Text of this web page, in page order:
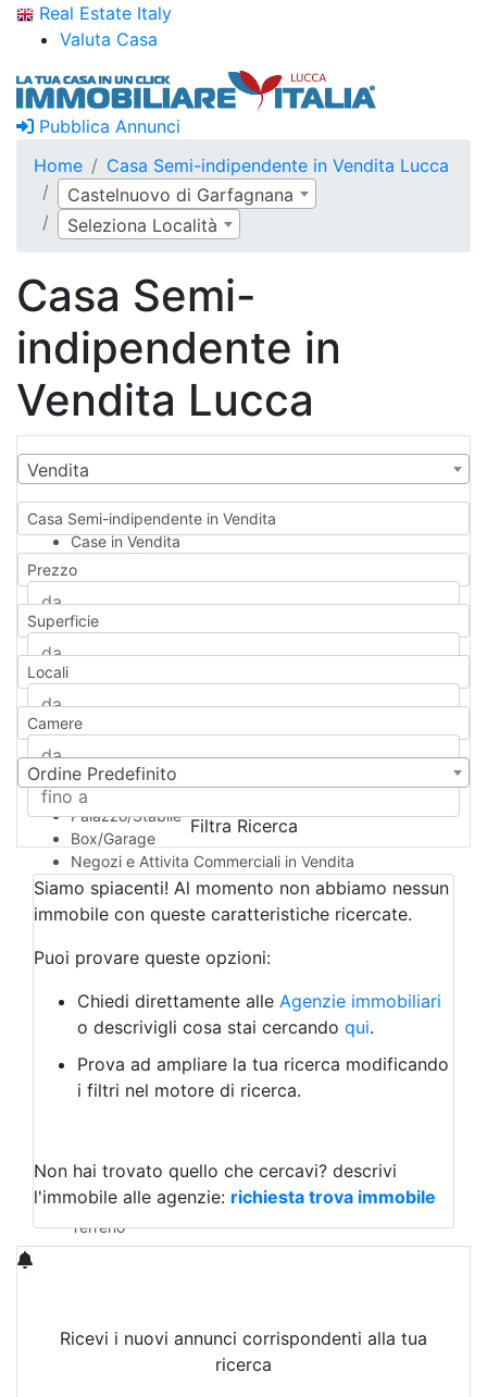
Real Estate Italy
Valuta Casa
Pubblica Annunci
Home
Casa Semi-indipendente in Vendita Lucca
Castelnuovo di Garfagnana
Seleziona Località
Casa Semi-
indipendente in
Vendita Lucca
Vendita
Casa Semi-indipendente in Vendita
Case in Vendita
Qualsiasi
Appartamento
Casa indipendente
Casa Semi-indipendente
Attico/Mansarda
Rustico/Casale
Camera d'Albergo
Multiproprietà
Palazzo/Stabile
Box/Garage
Negozi e Attivita Commerciali in Vendita
Qualsiasi
Attività/Licenza Commerciale
Azienda Agricola
Bar/Ristorante
Albergo
Laboratorio Artigianale
Negozio/locale commerciale
Agriturismo
Magazzini
Qualsiasi
Terreno edificabile
Terreno
Prezzo
Superficie
Locali
Camere
Ordine Predefinito
Filtra Ricerca
Siamo spiacenti! Al momento non abbiamo nessun
immobile con queste caratteristiche ricercate.
Puoi provare queste opzioni:
Chiedi direttamente alle Agenzie immobiliari
o descrivigli cosa stai cercando qui.
Prova ad ampliare la tua ricerca modificando
i filtri nel motore di ricerca.
Non hai trovato quello che cercavi? descrivi
l'immobile alle agenzie: richiesta trova immobile
Ricevi i nuovi annunci corrispondenti alla tua
ricerca